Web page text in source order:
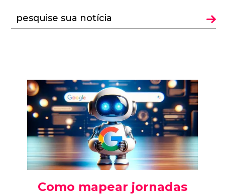
pesquise sua notícia
Como mapear jornadas